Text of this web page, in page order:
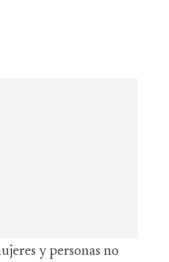
y personas no